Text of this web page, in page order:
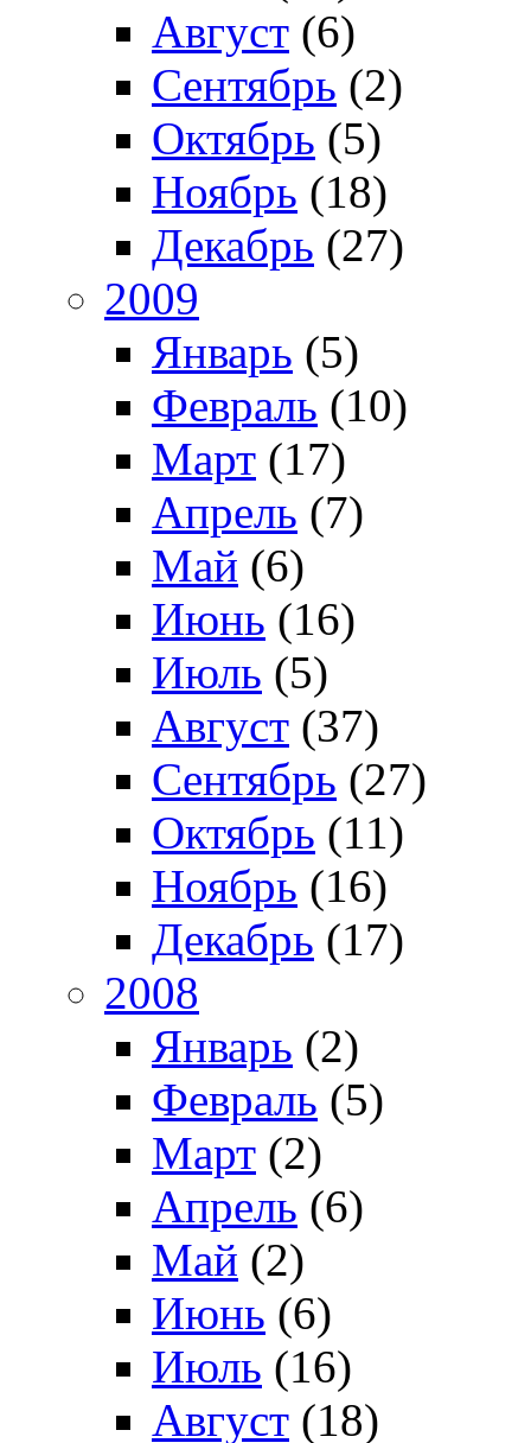
Август (6)
Сентябрь (2)
Октябрь (5)
Ноябрь (18)
Декабрь (27)
2009
Январь (5)
Февраль (10)
Март (17)
Апрель (7)
Май (6)
Июнь (16)
Июль (5)
Август (37)
Сентябрь (27)
Октябрь (11)
Ноябрь (16)
Декабрь (17)
2008
Январь (2)
Февраль (5)
Март (2)
Апрель (6)
Май (2)
Июнь (6)
Июль (16)
Август (18)